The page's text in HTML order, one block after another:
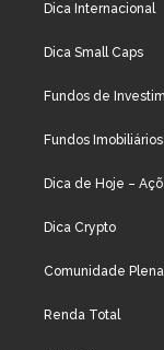
Dica Internacional
Dica Small Caps
Fundos de
Fundos Imobiliários
Dica de Hoje –
Dica Crypto
Comunidade Plena
Renda Total